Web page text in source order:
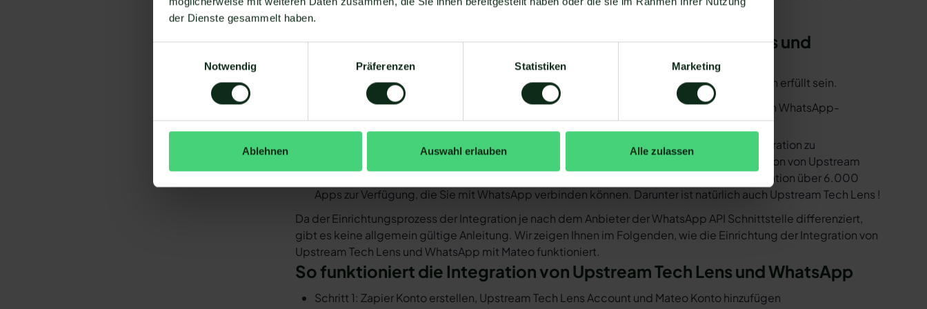
der Dienste gesammelt haben.
Notwendig
Präferenzen Statistiken Marketing
Ablehnen Auswahl erlauben Alle zulassen
Integration einrichten
Voraussetzungen für die Integration von Upstream Tech Lens und
WhatsApp
Um Upstream Tech Lens mit WhatsApp verbinden zu können, müssen einige Voraussetzungen erfüllt sein.
Sie müssen WhatsApp über die WhatsApp-Business-API nutzen. Mit dem herkömmlichen WhatsApp-
Business-Messenger ist die Integration nicht möglich.
Ihr WhatsApp Business API Anbieter muss die nötige Software bereitstellen, um die Integration zu
ermöglichen. Längst nicht alle Anbieter der WhatsApp API sind in der Lage, eine Integration von Upstream
Tech Lens und WhatsApp zu ermöglichen. Mit Mateo stehen Ihnen dank der Zapier Integration über 6.000
Apps zur Verfügung, die Sie mit WhatsApp verbinden können. Darunter ist natürlich auch Upstream Tech Lens !
Da der Einrichtungsprozess der Integration je nach dem Anbieter der WhatsApp API Schnittstelle differenziert,
gibt es keine allgemein gültige Anleitung. Wir zeigen Ihnen im Folgenden, wie die Einrichtung der Integration von
Upstream Tech Lens und WhatsApp mit Mateo funktioniert.
So funktioniert die Integration von Upstream Tech Lens und WhatsApp
Schritt 1: Zapier Konto erstellen, Upstream Tech Lens Account und Mateo Konto hinzufügen